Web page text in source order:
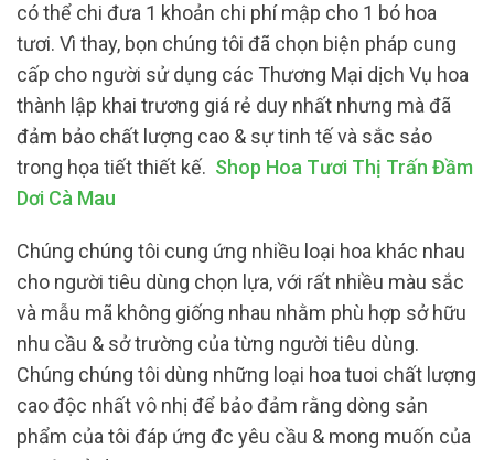
có thể chi đưa 1 khoản chi phí mập cho 1 bó hoa
tươi. Vì thay, bọn chúng tôi đã chọn biện pháp cung
cấp cho người sử dụng các Thương Mại dịch Vụ hoa
thành lập khai trương giá rẻ duy nhất nhưng mà đã
đảm bảo chất lượng cao & sự tinh tế và sắc sảo
trong họa tiết thiết kế. Shop Hoa Tươi Thị Trấn Đầm
Dơi Cà Mau
Chúng chúng tôi cung ứng nhiều loại hoa khác nhau
cho người tiêu dùng chọn lựa, với rất nhiều màu sắc
và mẫu mã không giống nhau nhằm phù hợp sở hữu
nhu cầu & sở trường của từng người tiêu dùng.
Chúng chúng tôi dùng những loại hoa tuoi chất lượng
cao độc nhất vô nhị để bảo đảm rằng dòng sản
phẩm của tôi đáp ứng đc yêu cầu & mong muốn của